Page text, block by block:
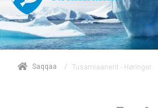
Saqqaa / Tusarniaanerit - Høringer